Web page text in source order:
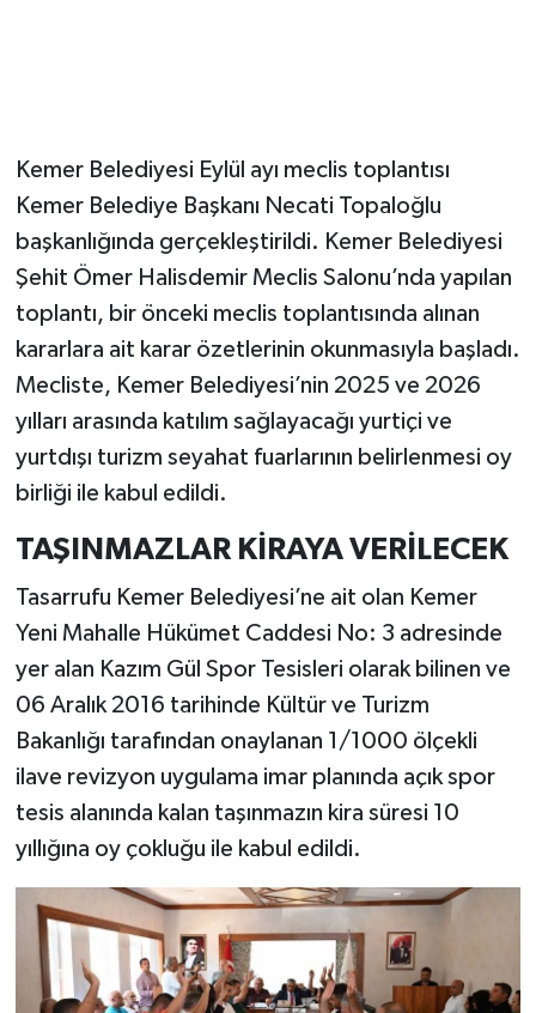
Kemer Belediyesi Eylül ayı meclis toplantısı
Kemer Belediye Başkanı Necati Topaloğlu
başkanlığında gerçekleştirildi. Kemer Belediyesi
Şehit Ömer Halisdemir Meclis Salonu’nda yapılan
toplantı, bir önceki meclis toplantısında alınan
kararlara ait karar özetlerinin okunmasıyla başladı.
Mecliste, Kemer Belediyesi’nin 2025 ve 2026
yılları arasında katılım sağlayacağı yurtiçi ve
yurtdışı turizm seyahat fuarlarının belirlenmesi oy
birliği ile kabul edildi.
TAŞINMAZLAR KİRAYA VERİLECEK
Tasarrufu Kemer Belediyesi’ne ait olan Kemer
Yeni Mahalle Hükümet Caddesi No: 3 adresinde
yer alan Kazım Gül Spor Tesisleri olarak bilinen ve
06 Aralık 2016 tarihinde Kültür ve Turizm
Bakanlığı tarafından onaylanan 1/1000 ölçekli
ilave revizyon uygulama imar planında açık spor
tesis alanında kalan taşınmazın kira süresi 10
yıllığına oy çokluğu ile kabul edildi.